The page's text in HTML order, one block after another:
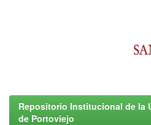
Repositorio Institucional de la
de Portoviejo